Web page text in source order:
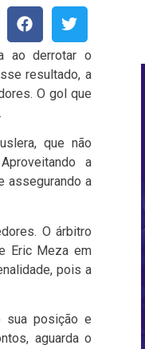
ao derrotar o
resultado, a
O gol que
que não
a
assegurando a
O árbitro
Eric Meza em
pois a
sua posição e
aguarda o